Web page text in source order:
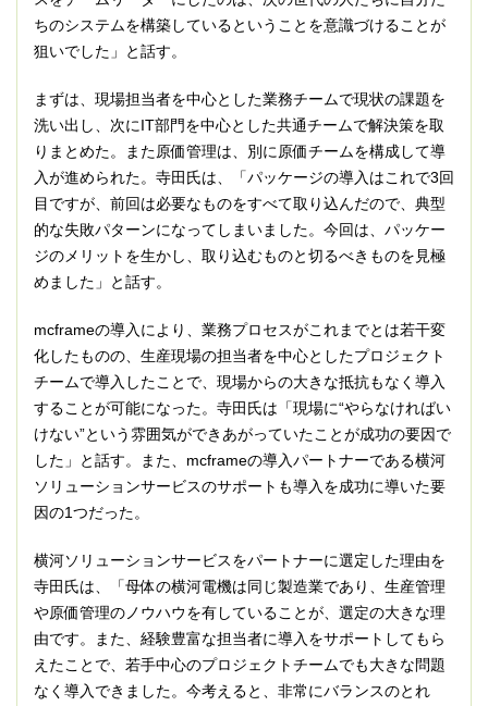
ちのシステムを構築しているということを意識づけることが
狙いでした」と話す。
まずは、現場担当者を中心とした業務チームで現状の課題を
洗い出し、次にIT部門を中心とした共通チームで解決策を取
りまとめた。また原価管理は、別に原価チームを構成して導
入が進められた。寺田氏は、「パッケージの導入はこれで3回
目ですが、前回は必要なものをすべて取り込んだので、典型
的な失敗パターンになってしまいました。今回は、パッケー
ジのメリットを生かし、取り込むものと切るべきものを見極
めました」と話す。
mcframeの導入により、業務プロセスがこれまでとは若干変
化したものの、生産現場の担当者を中心としたプロジェクト
チームで導入したことで、現場からの大きな抵抗もなく導入
することが可能になった。寺田氏は「現場に“やらなければい
けない”という雰囲気ができあがっていたことが成功の要因で
した」と話す。また、mcframeの導入パートナーである横河
ソリューションサービスのサポートも導入を成功に導いた要
因の1つだった。
横河ソリューションサービスをパートナーに選定した理由を
寺田氏は、「母体の横河電機は同じ製造業であり、生産管理
や原価管理のノウハウを有していることが、選定の大きな理
由です。また、経験豊富な担当者に導入をサポートしてもら
えたことで、若手中心のプロジェクトチームでも大きな問題
なく導入できました。今考えると、非常にバランスのとれ